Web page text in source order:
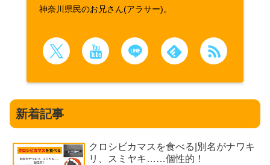
神奈川県民のお兄さん(アラサー)。
新着記事
クロシビカマスを食べる|別名がナワキ
リ、スミヤキ……個性的！